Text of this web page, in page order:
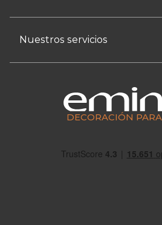
Nuestros servicios
DECORACIÓN